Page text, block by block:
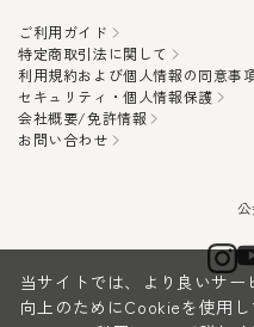
ご利用ガイド
特定商取引法に関して
利用規約および個人情報の同意事
セキュリティ・個人情報保護
会社概要/免許情報
お問い合わせ
当サイトでは、より良いサ
向上のためにCookieを使用し